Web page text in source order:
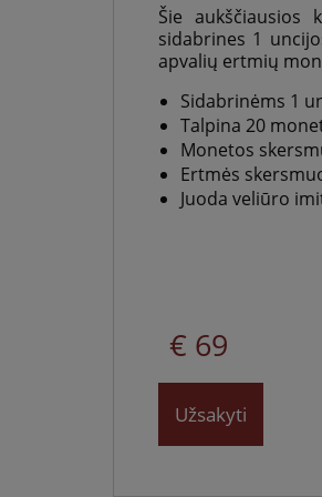
Šie aukščiausios
sidabrines 1
apvalių ertmių
Sidabrinėms 1
Talpina 20
Monetos
Ertmės
Juoda veliūro
€ 69
Užsakyti